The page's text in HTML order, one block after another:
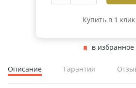
Купить в 1 клик
в избранное
Описание Гарантия